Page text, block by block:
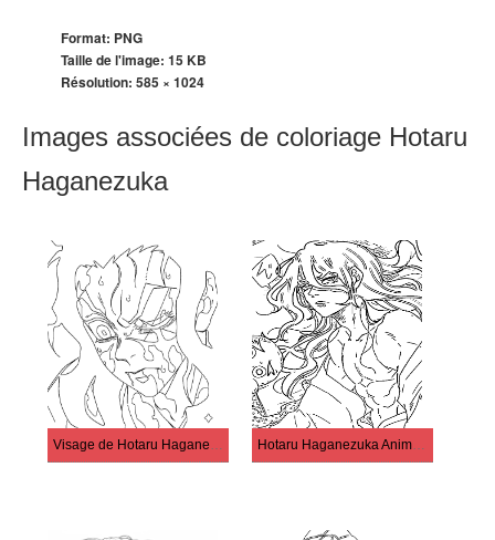
Format: PNG
Taille de l'image: 15 KB
Résolution: 585 × 1024
Images associées de coloriage Hotaru
Haganezuka
Visage de Hotaru Haganezuka Hotaru Haganezuka Anime Demon Slayer